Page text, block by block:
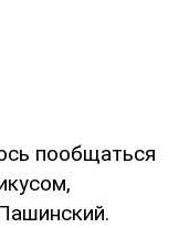
пообщаться